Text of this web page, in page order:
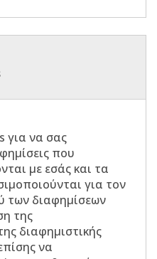
για να σας
που
με εσάς και τα
για τον
των διαφημίσεων
της
διαφημιστικής
να